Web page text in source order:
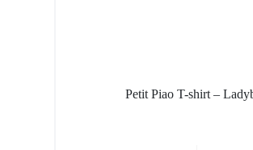
Petit Piao T-shirt –